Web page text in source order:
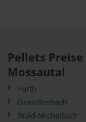
Pellets
Mossautal
Fürth
Grasellenbach
Wald-Michelbach